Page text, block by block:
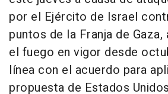
por el Ejército de Israel
puntos de la Franja de
el fuego en vigor desde
línea con el acuerdo para
propuesta de Estados